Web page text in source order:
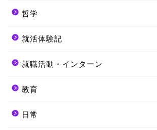
哲学
就活体験記
就職活動・インターン
教育
日常